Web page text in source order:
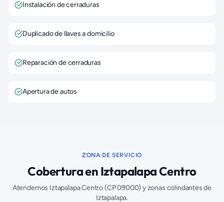
Instalación de cerraduras
Duplicado de llaves a domicilio
Reparación de cerraduras
Apertura de autos
ZONA DE SERVICIO
Cobertura en Iztapalapa Centro
Atendemos Iztapalapa Centro(CP09000) y zonas colindantes de
Iztapalapa.